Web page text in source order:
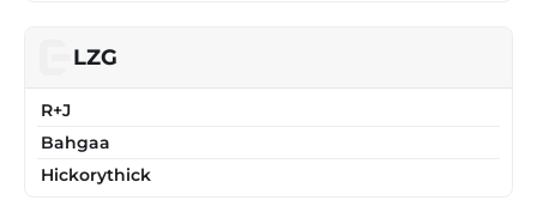
LZG
R+J
Bahgaa
Hickorythick